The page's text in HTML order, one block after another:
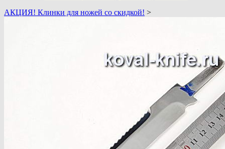
АКЦИЯ! Клинки для ножей со скидкой! >